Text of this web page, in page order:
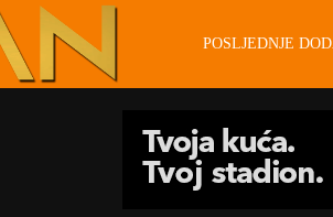
POSLJEDNJE